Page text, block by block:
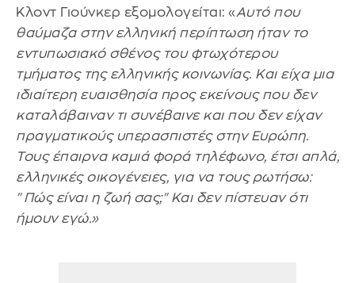
Κλοντ Γιούνκερ εξομολογείται: «Αυτό που
θαύμαζα στην ελληνική περίπτωση ήταν το
εντυπωσιακό σθένος του φτωχότερου
τμήματος της ελληνικής κοινωνίας. Και είχα μια
ιδιαίτερη ευαισθησία προς εκείνους που δεν
καταλάβαιναν τι συνέβαινε και που δεν είχαν
πραγματικούς υπερασπιστές στην Ευρώπη.
Τους έπαιρνα καμιά φορά τηλέφωνο, έτσι απλά,
ελληνικές οικογένειες, για να τους ρωτήσω:
"Πώς είναι η ζωή σας;" Και δεν πίστευαν ότι
ήμουν εγώ.»